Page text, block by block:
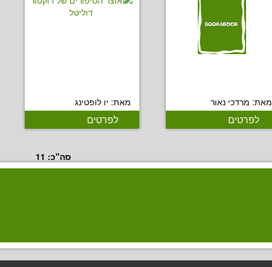
מאת: מרדכי נאור
לפרטים
מאת: יו לופטינג
לפרטים
סה"כ: 11